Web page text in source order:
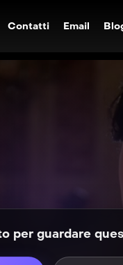
Contatti Email
per guardare